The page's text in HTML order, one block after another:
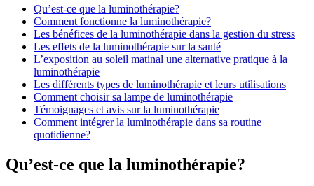
Qu’est-ce que la luminothérapie?
Comment fonctionne la luminothérapie?
Les bénéfices de la luminothérapie dans la gestion du stress
Les effets de la luminothérapie sur la santé
L’exposition au soleil matinal une alternative pratique à la
luminothérapie
Les différents types de luminothérapie et leurs utilisations
Comment choisir sa lampe de luminothérapie
Témoignages et avis sur la luminothérapie
Comment intégrer la luminothérapie dans sa routine
quotidienne?
Qu’est-ce que la luminothérapie?